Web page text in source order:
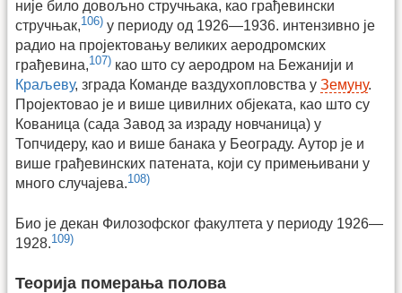
није било довољно стручњака, као грађевински
стручњак,106) у периоду од 1926—1936. интензивно је
радио на пројектовању великих аеродромских
грађевина,107) као што су аеродром на Бежанији и
Краљеву, зграда Команде ваздухопловства у Земуну.
Пројектовао је и више цивилних објеката, као што су
Кованица (сада Завод за израду новчаница) у
Топчидеру, као и више банака у Београду. Аутор је и
више грађевинских патената, који су примењивани у
много случајева.108)
Био је декан Филозофског факултета у периоду 1926—
1928.109)
Теорија померања полова